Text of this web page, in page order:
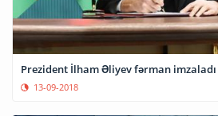
Prezident İlham Əliyev fərman imzaladı
13-09-2018